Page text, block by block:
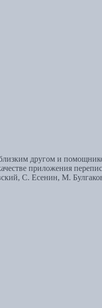
другом и
приложения
С. Есенин, М.